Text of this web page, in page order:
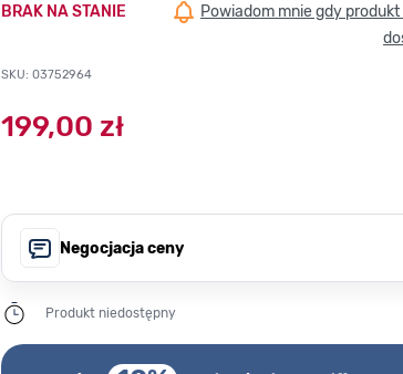
BRAK NA STANIE
Powiadom mnie gdy
SKU: 03752964
199,00 zł
Negocjacja ceny
Produkt niedostępny